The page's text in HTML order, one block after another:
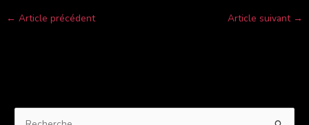
← Article précédent Article suivant →